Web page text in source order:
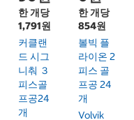
한 개당
1,791원
커클랜
드 시그
니춰 ３
피스골
프공24
개
한 개당
854원
볼빅 플
라이온 2
피스 골
프공 24
개
Volvik